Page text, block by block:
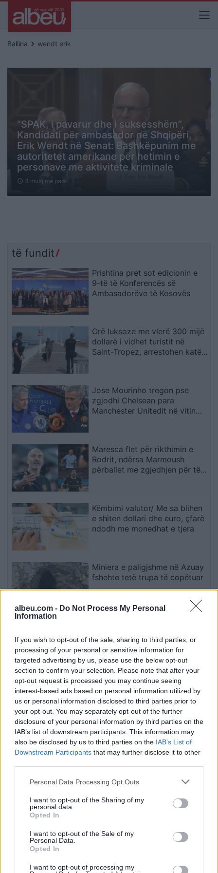
albeu.com - Do Not Process My Personal
Information
If you wish to opt-out of the sale, sharing to third parties, or
processing of your personal or sensitive information for
targeted advertising by us, please use the below opt-out
section to confirm your selection. Please note that after your
opt-out request is processed you may continue seeing
interest-based ads based on personal information utilized by
us or personal information disclosed to third parties prior to
your opt-out. You may separately opt-out of the further
disclosure of your personal information by third parties on the
IAB’s list of downstream participants. This information may
also be disclosed by us to third parties on the IAB’s List of
Downstream Participants that may further disclose it to other
Personal Data Processing Opt Outs
I want to opt-out of the Sharing of my
personal data.
Opted In
I want to opt-out of the Sale of my
Personal Data.
Opted In
I want to opt-out of processing my
Ballina keyboard_arrow_right wendt erik
“SPAK, i pavarur dhe i suksesshëm”,
Kandidati për ambasador në Shqipëri,
Erik Wendt në Senat: Bashkëpunim me
autoritetet amerikane për hetimin e
personave me aktivitete kriminale
schedule 3 muaj me parë
të fundit
Prishtina pret sot edicionin e
9-të të Konferencës së
Ambasadorëve të Kosovës
Orë luksoze me vlerë 300 mijë
dollarë i vidhet turistit në
Saint-Tropez, arrestohen katër
Jose Mourinho tregon pse
zgjodhi Chelsean para
Manchester Unitedit në vitin
Maresca flet për rikthimin e
Rodrit, ndërsa Marmoush
përballet me zgjedhjen për të
Këmbimi valutor/ Me sa blihen
e shiten dollari dhe euro, çfarë
ndodh me monedhat e tjera
Miniera e paligjshme në Azuay
fshehte tetë trupa të copëtuar
84-vjeçare Ben Jones, aktori i
“The Dukes of Hazzard